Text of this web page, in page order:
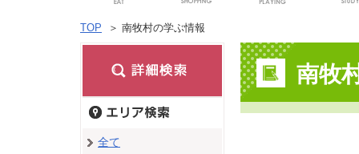
TOP ＞ 南牧村の学ぶ情報
南牧
全て